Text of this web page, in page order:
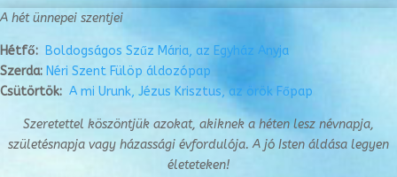
A hét ünnepei szentjei
Hétfő: Boldogságos Szűz Mária, az Egyház Anyja
Szerda: Néri Szent Fülöp áldozópap
Csütörtök: A mi Urunk, Jézus Krisztus, az örök Főpap
Szeretettel köszöntjük azokat, akiknek a héten lesz névnapja,
születésnapja vagy házassági évfordulója. A jó Isten áldása legyen
életeteken!